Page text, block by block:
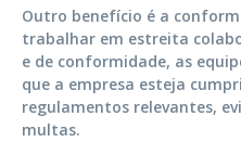
Outro benefício é a
trabalhar em estreita
e de conformidade, as
que a empresa esteja
regulamentos relevantes,
multas.